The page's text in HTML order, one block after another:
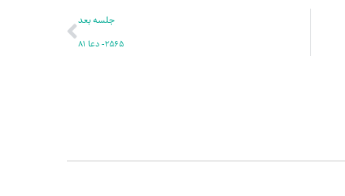
جلسه بعد
2565- دعا 81
بعدی